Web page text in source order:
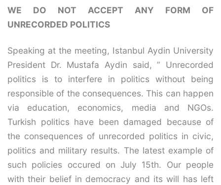
WE DO NOT ACCEPT ANY FORM OF
UNRECORDED POLITICS
Speaking at the meeting, Istanbul Aydin University
President Dr. Mustafa Aydin said, ” Unrecorded
politics is to interfere in politics without being
responsible of the consequences. This can happen
via education, economics, media and NGOs.
Turkish politics have been damaged because of
the consequences of unrecorded politics in civic,
politics and military results. The latest example of
such policies occured on July 15th. Our people
with their belief in democracy and its will has left